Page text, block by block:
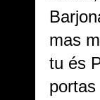
mas
tu és